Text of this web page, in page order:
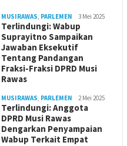
MUSIRAWAS PARLEMEN 3 Mei 2025
Terlindungi: Wabup
Suprayitno Sampaikan
Jawaban Eksekutif
Tentang Pandangan
Fraksi-Fraksi DPRD Musi
Rawas
MUSIRAWAS PARLEMEN 2 Mei 2025
Terlindungi: Anggota
DPRD Musi Rawas
Dengarkan Penyampaian
Wabup Terkait Empat